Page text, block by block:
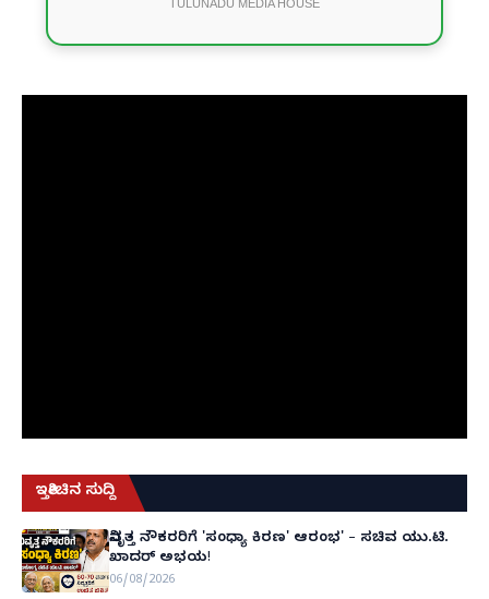
TULUNADU MEDIA HOUSE
ಇತ್ತೀಚಿನ ಸುದ್ದಿ
ನಿವೃತ್ತ ನೌಕರರಿಗೆ 'ಸಂಧ್ಯಾ ಕಿರಣ' ಆರಂಭ' – ಸಚಿವ ಯು.ಟಿ.
ಖಾದರ್ ಅಭಯ!
06/08/2026